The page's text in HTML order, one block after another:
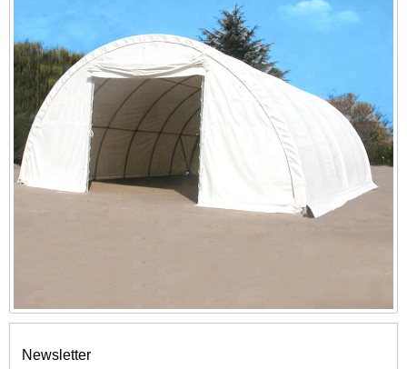
Newsletter